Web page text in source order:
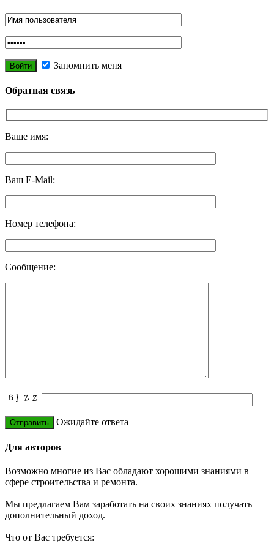
Запомнить меня
Обратная связь
Ваше имя:
Ваш E-Mail:
Номер телефона:
Сообщение:
Ожидайте ответа
Для авторов
Возможно многие из Вас обладают хорошими знаниями в
сфере строительства и ремонта.
Мы предлагаем Вам заработать на своих знаниях получать
дополнительный доход.
Что от Вас требуется: